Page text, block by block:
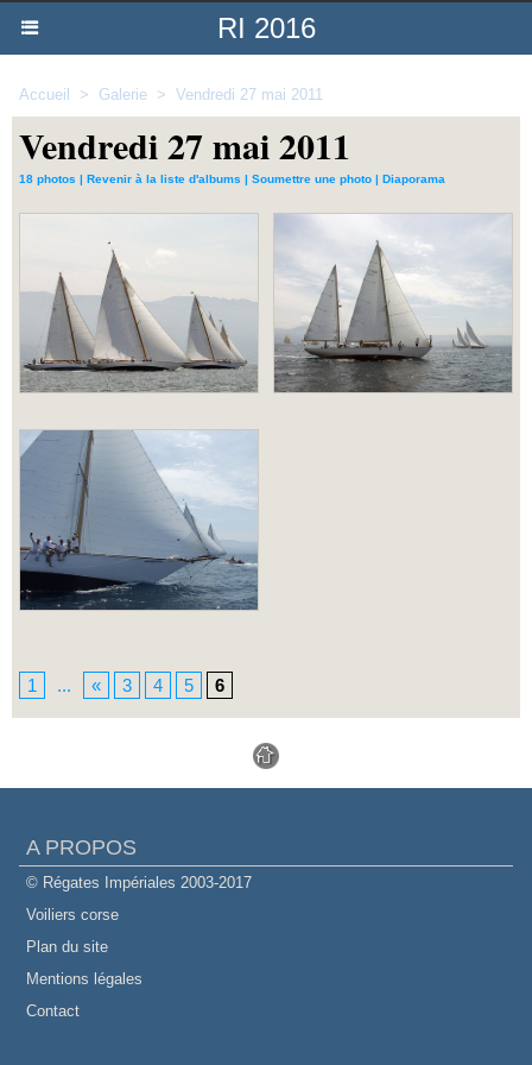
RI 2016
Accueil > Galerie > Vendredi 27 mai 2011
Vendredi 27 mai 2011
18 photos | Revenir à la liste d'albums | Soumettre une photo | Diaporama
1 ... « 3 4 5 6
A PROPOS
© Régates Impériales 2003-2017
Voiliers corse
Plan du site
Mentions légales
Contact